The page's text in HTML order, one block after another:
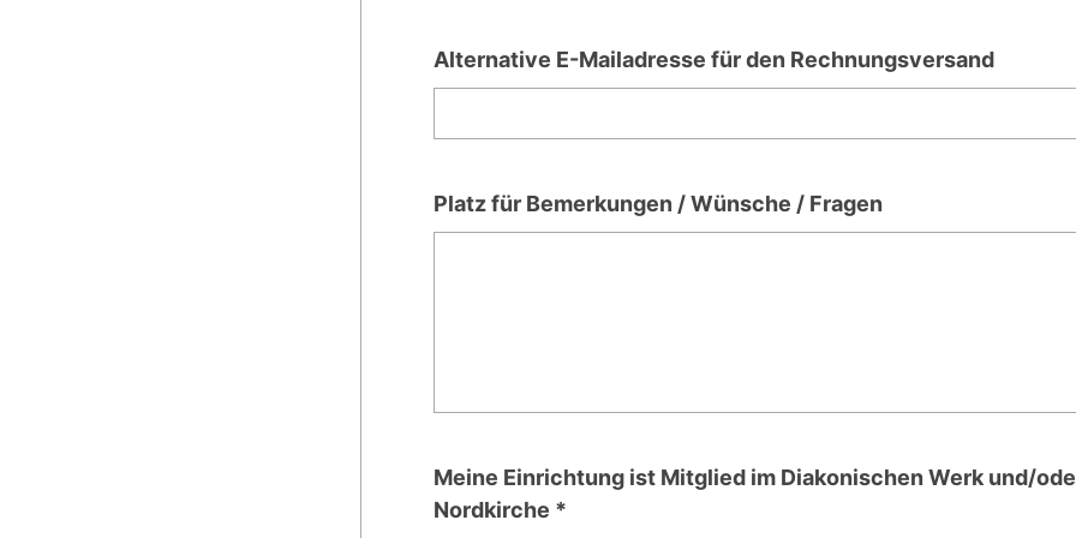
Alternative E-Mailadresse für den Rechnungsversand
Platz für Bemerkungen / Wünsche / Fragen
Meine Einrichtung ist Mitglied im Diakonischen Werk und/
Nordkirche *